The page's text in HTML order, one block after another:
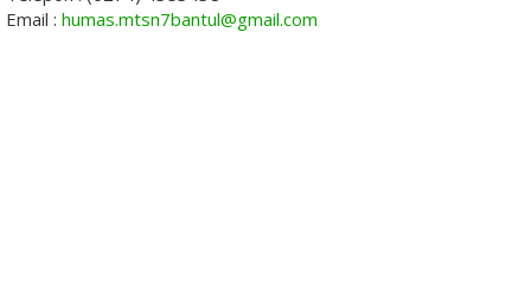
Email : humas.mtsn7bantul@gmail.com